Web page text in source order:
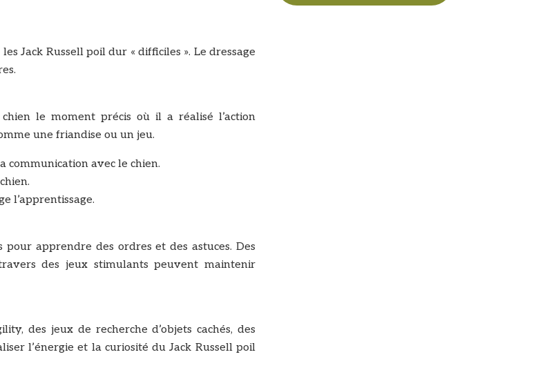
Jack Russell poil dur « difficiles ». Le dressage
le moment précis où il a réalisé l’action
une friandise ou un jeu.
communication avec le chien.
l’apprentissage.
apprendre des ordres et des astuces. Des
des jeux stimulants peuvent maintenir
des jeux de recherche d’objets cachés, des
l’énergie et la curiosité du Jack Russell poil